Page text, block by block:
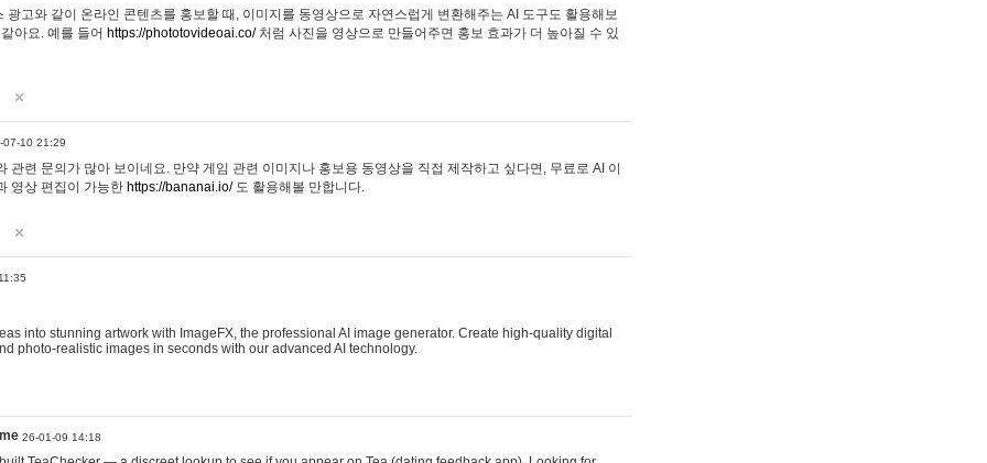
광고와 같이 온라인 콘텐츠를 홍보할 때, 이미지를 동영상으로 자연스럽게 변환해주는 AI 도구도 활용해보
아요. 예를 들어 https://phototovideoai.co/처럼 사진을 영상으로 만들어주면 홍보 효과가 더 높아질 수 있
07-10 21:29
관련 문의가 많아 보이네요. 만약 게임 관련 이미지나 홍보용 동영상을 직접 제작하고 싶다면, 무료로 AI 이
영상 편집이 가능한 https://bananai.io/도 활용해볼 만합니다.
into stunning artwork with ImageFX, the professional AI image generator. Create high-quality digital
photo-realistic images in seconds with our advanced AI technology.
26-01-09 14:18